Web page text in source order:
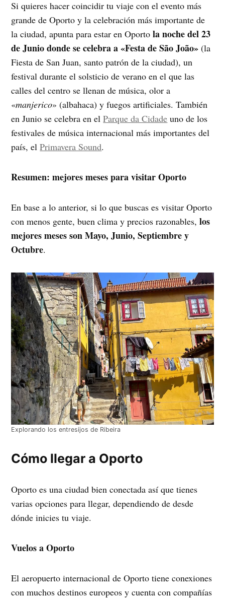
Si quieres hacer coincidir tu viaje con el evento más
grande de Oporto y la celebración más importante de
la ciudad, apunta para estar en Oporto la noche del 23
de Junio donde se celebra a «Festa de São João»(la
Fiesta de San Juan, santo patrón de la ciudad), un
festival durante el solsticio de verano en el que las
calles del centro se llenan de música, olor a
«manjerico» (albahaca) y fuegos artificiales. También
en Junio se celebra en elParque da Cidade uno de los
festivales de música internacional más importantes del
país, elPrimavera Sound.
Resumen: mejores meses para visitar Oporto
En base a lo anterior, si lo que buscas es visitar Oporto
con menos gente, buen clima y precios razonables,los
mejores meses son Mayo, Junio, Septiembre y
Octubre.
Explorando los entresijos de Ribeira
Cómo llegar a Oporto
Oporto es una ciudad bien conectada así que tienes
varias opciones para llegar, dependiendo de desde
dónde inicies tu viaje.
Vuelos a Oporto
El aeropuerto internacional de Oporto tiene conexiones
con muchos destinos europeos y cuenta con compañías